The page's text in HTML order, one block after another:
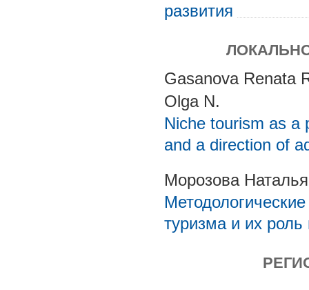
развития
Gasanova Renata
Olga N.
Niche tourism as a
and a direction of
Морозова
туризма и их роль